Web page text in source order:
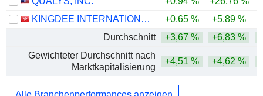
KINGDEE INTERNATIONAL SOFTWARE GROUP COMPANY LIMITED
+0,65 % +5,89 %
Durchschnitt
+3,67 % +6,83 %
Gewichteter Durchschnitt nach
Marktkapitalisierung
+4,51 % +4,62 %